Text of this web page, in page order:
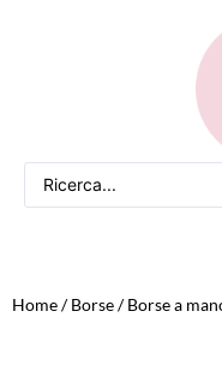
Home/Borse/Borse a